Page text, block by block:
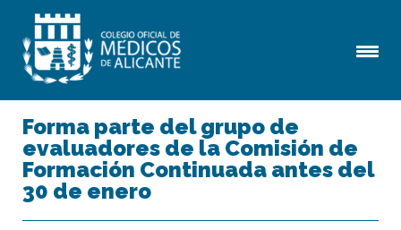
Forma parte del grupo de
evaluadores de la Comisión de
Formación Continuada antes del
30 de enero